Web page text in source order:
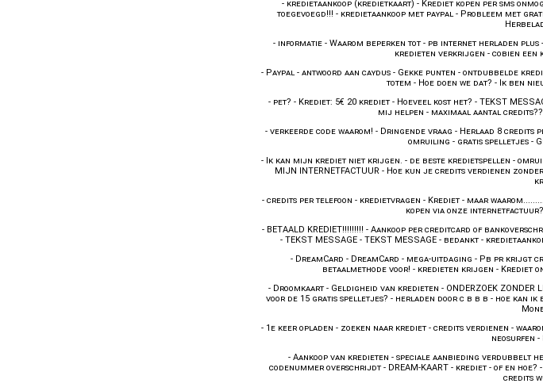
- kredietaankoop (kredietkaart) - Krediet kopen per sms
toegevoegd!!! - kredietaankoop met paypal- Probleem met
- informatie- Waarom beperken tot- pb internet herladen plus-
kredieten verkrijgen - cobien een
- Paypal- antwoord aan caydus- Gekke punten - ontdubbelde
totem - Hoe doen we dat? - Ik ben
- pet? - Krediet: 5€ 20 krediet- Hoeveel kost het? - TEKST
mij helpen - maximaal aantal
- verkeerde code waarom! - Dringende vraag - Herlaad 8 credits
omruiling - gratis spelletjes-
- Ik kan mijn krediet niet krijgen. - de beste kredietspellen -
MIJN INTERNETFACTUUR - Hoe kun je credits verdienen
- credits per telefoon - kredietvragen - Krediet- maar
kopen via onze internetfactuur?
- BETAALD KREDIET!!!!!!!!! - Aankoop per creditcard of
- TEKST MESSAGE - TEKST MESSAGE - bedankt-
- DreamCard - DreamCard - mega-uitdaging - Pb pr krijgt
betaalmethode voor! - kredieten krijgen - Krediet
- Droomkaart- Geldigheid van kredieten - ONDERZOEK ZONDER
voor de 15 gratis spelletjes? - herladen door c b b b - hoe kan ik
- 1e keer opladen - zoeken naar krediet- credits verdienen -
neosurfen -
- Aankoop van kredieten - speciale aanbieding verdubbelt
codenummer overschrijdt- DREAM-KAART- krediet- of en hoe? -
credits